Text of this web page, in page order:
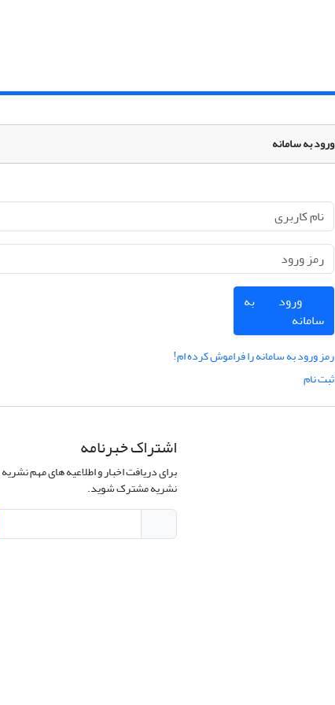
ورود به سامانه
ورود به
سامانه
رمز ورود به سامانه را فراموش کرده ام!
ثبت نام
اشتراک خبرنامه
برای دریافت اخبار و اطلاعیه های مهم
نشریه مشترک شوید.